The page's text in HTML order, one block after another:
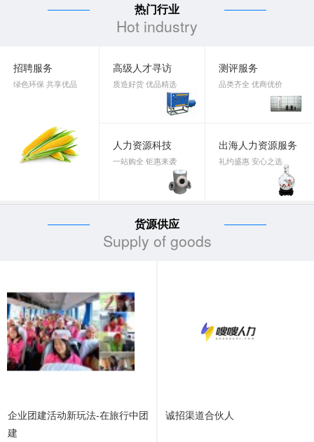
热门行业
Hot industry
招聘服务
绿色环保 共享优品
高级人才寻访
质造好货 优品精选
测评服务
品类齐全 优商优价
人力资源科技
一站购全 钜惠来袭
出海人力资源服务
礼约盛惠 安心之选
货源供应
Supply of goods
企业团建活动新玩法-在旅行中团
建
诚招渠道合伙人